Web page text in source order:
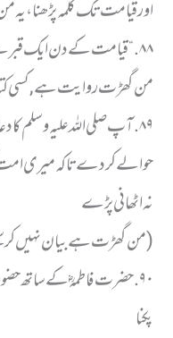
اور قیامت تک کلمہ
٨٨. “قیامت کے دن ایک قبر سے 70 مردے اٹھیں گے
من گھڑت روایت ہے, کسی
٨٩. آپ صلی اللہ علیہ وسلم
حوالے کر دے تاکہ میری
نہ اٹھانی پڑے
( من گھڑت ہے بیان نہیں کر
٩٠. حضرت فاطمہؓ کے ساتھ
پکنا